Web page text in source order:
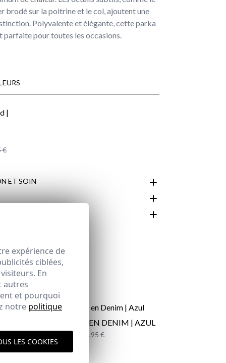
brodé sur la poitrine et le col, ajoutent une
Polyvalente et élégante, cette parka
parfaite pour toutes les occasions.
€
ET SOIN
CHEMISE EN DENIM | AZUL
29,95 € 39,95 €
XS
expérience de
ciblées,
En
autres
et pourquoi
notre politique
LES COOKIES